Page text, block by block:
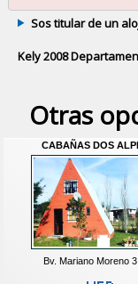
Sos titular de un
Kely 2008
Otras
CABAÑAS DOS
Bv. Mariano Moreno